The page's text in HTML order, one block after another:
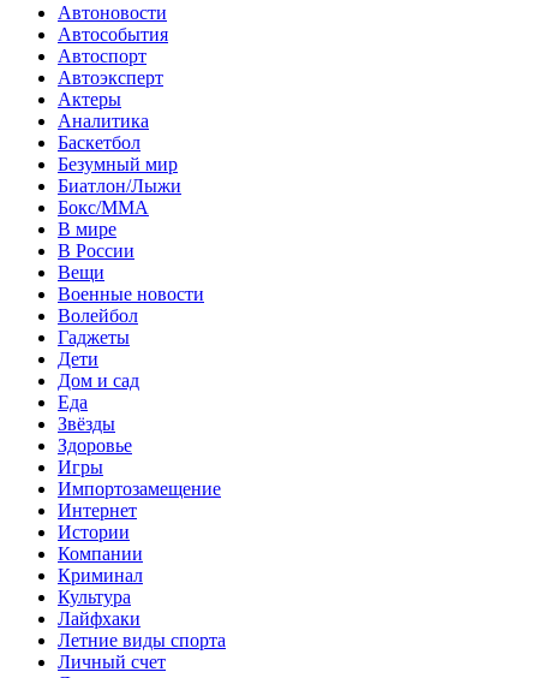
Автоновости
Автособытия
Автоспорт
Автоэксперт
Актеры
Аналитика
Баскетбол
Безумный мир
Биатлон/Лыжи
Бокс/MMA
В мире
В России
Вещи
Военные новости
Волейбол
Гаджеты
Дети
Дом и сад
Еда
Звёзды
Здоровье
Игры
Импортозамещение
Интернет
Истории
Компании
Криминал
Культура
Лайфхаки
Летние виды спорта
Личный счет